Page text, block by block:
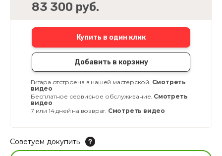
83 300 руб.
Купить в один клик
Добавить в корзину
Гитара отстроена в нашей мастерской. Смотреть
видео
Бесплатное сервисное обслуживание. Смотреть
видео
7 или 14 дней на возврат. Смотреть видео
Советуем докупить
Увлажнитель для музыкальных инструментов